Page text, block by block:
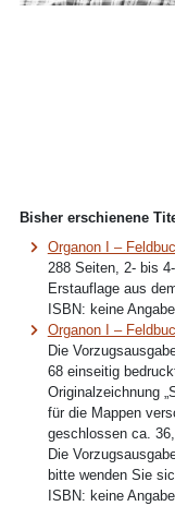
Bisher erschienene
Organon I –
288 Seiten, 2- bis
Erstauflage aus
ISBN: keine Angabe
Organon I –
Die
68 einseitig
Originalzeichnung
für die Mappen
geschlossen ca.
Die
bitte wenden Sie
ISBN: keine Angabe